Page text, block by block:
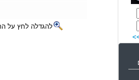
להגדלה לחץ על